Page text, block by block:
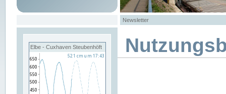
Newsletter
Elbe - Cuxhaven Steubenhöft